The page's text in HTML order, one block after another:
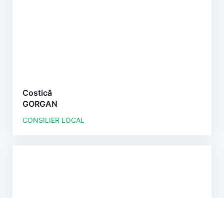
Costică
GORGAN
CONSILIER LOCAL